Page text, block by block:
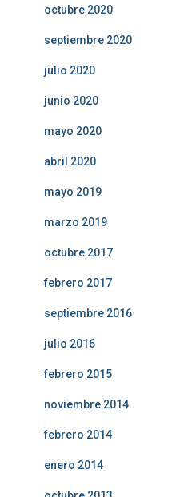
octubre 2020
septiembre 2020
julio 2020
junio 2020
mayo 2020
abril 2020
mayo 2019
marzo 2019
octubre 2017
febrero 2017
septiembre 2016
julio 2016
febrero 2015
noviembre 2014
febrero 2014
enero 2014